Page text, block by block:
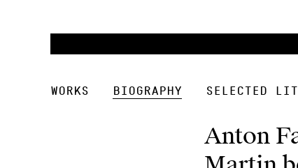
Works Biography Selected
Anton